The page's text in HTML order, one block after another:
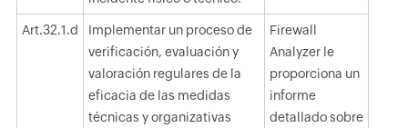
Art.32.1.d
Implementar un proceso de
verificación, evaluación y
valoración regulares de la
eficacia de las medidas
técnicas y organizativas
Firewall
Analyzer le
proporciona un
informe
detallado sobre